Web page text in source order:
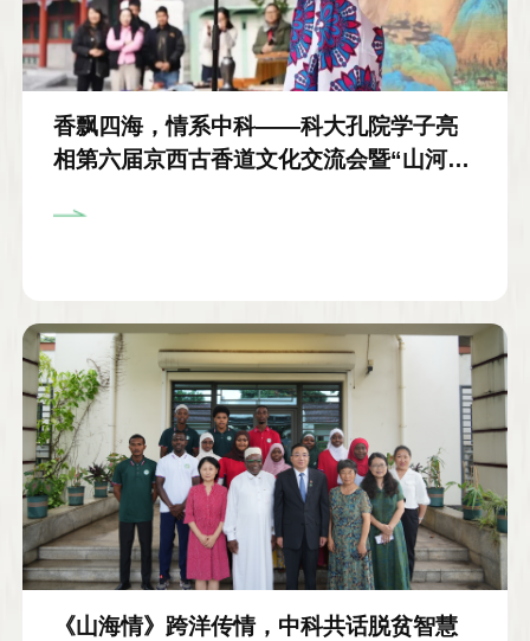
香飘四海，情系中科——科大孔院学子亮
相第六届京西古香道文化交流会暨“山河永
《山海情》跨洋传情，中科共话脱贫智慧